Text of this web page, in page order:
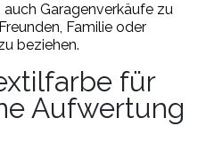
Garagenverkäufe zu
Familie oder
beziehen.
für
Aufwertung